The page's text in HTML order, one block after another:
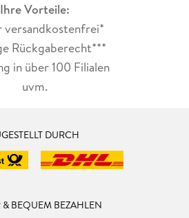
Ihre Vorteile:
versandkostenfrei*
Rückgaberecht***
in über 100 Filialen
uvm.
DURCH
& BEQUEM BEZAHLEN